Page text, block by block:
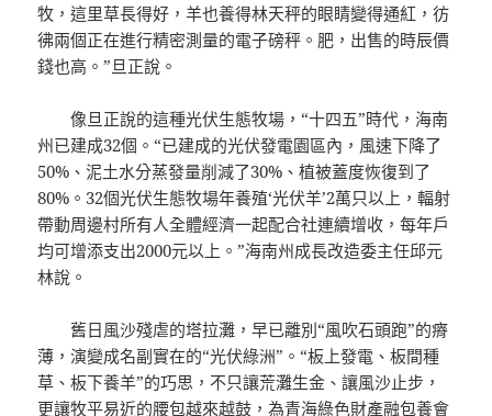
牧，這里草長得好，羊也養得林天秤的眼睛變得通紅，彷
彿兩個正在進行精密測量的電子磅秤。肥，出售的時辰價
錢也高。”旦正說。
像旦正說的這種光伏生態牧場，“十四五”時代，海南
州已建成32個。“已建成的光伏發電園區內，風速下降了
50%、泥土水分蒸發量削減了30%、植被蓋度恢復到了
80%。32個光伏生態牧場年養殖‘光伏羊’2萬只以上，輻射
帶動周邊村所有人全體經濟一起配合社連續增收，每年戶
均可增添支出2000元以上。”海南州成長改造委主任邱元
林說。
舊日風沙殘虐的塔拉灘，早已離別“風吹石頭跑”的瘠
薄，演變成名副實在的“光伏綠洲”。“板上發電、板間種
草、板下養羊”的巧思，不只讓荒灘生金、讓風沙止步，
更讓牧平易近的腰包越來越鼓，為青海綠色財產融包養會